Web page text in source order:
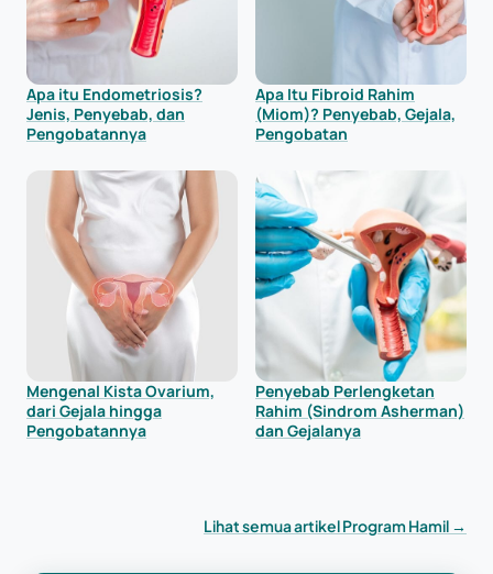
Apa itu Endometriosis?
Jenis, Penyebab, dan
Pengobatannya
Apa Itu Fibroid Rahim
(Miom)? Penyebab, Gejala,
Pengobatan
Mengenal Kista Ovarium,
dari Gejala hingga
Pengobatannya
Penyebab Perlengketan
Rahim (Sindrom Asherman)
dan Gejalanya
Lihat semua artikel Program Hamil →